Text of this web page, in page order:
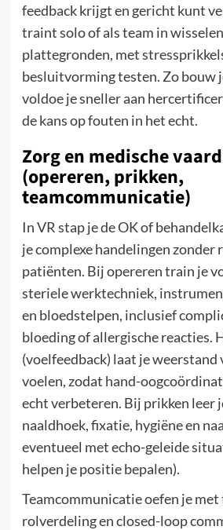
feedback krijgt en gericht kunt
traint solo of als team in
plattegronden, met
besluitvorming testen. Zo bouw
voldoe je sneller aan
de kans op fouten in het echt.
Zorg en medische
(opereren, prikken,
teamcommunicatie)
In VR stap je de OK of
je complexe handelingen zonder
patiënten. Bij opereren train je
steriele werktechniek,
en bloedstelpen, inclusief
bloeding of allergische reacties.
(voelfeedback) laat je weerstand
voelen, zodat hand-
echt verbeteren. Bij prikken leer
naaldhoek, fixatie, hygiëne en
eventueel met echo-geleide
helpen je positie bepalen).
Teamcommunicatie oefen je
rolverdeling en closed-loop